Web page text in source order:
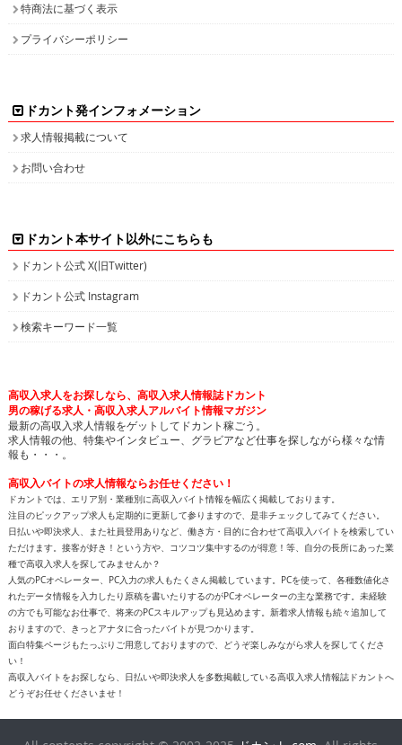
特商法に基づく表示
プライバシーポリシー
ドカント発インフォメーション
求人情報掲載について
お問い合わせ
ドカント本サイト以外にこちらも
ドカント公式 X(旧Twitter)
ドカント公式 Instagram
検索キーワード一覧
高収入求人をお探しなら、高収入求人情報誌ドカント
男の稼げる求人・高収入求人アルバイト情報マガジン
最新の高収入求人情報をゲットしてドカント稼ごう。
求人情報の他、特集やインタビュー、グラビアなど仕事を探しながら様々な情
報も・・・。
高収入バイトの求人情報ならお任せください！
ドカントでは、エリア別・業種別に高収入バイト情報を幅広く掲載しております。
注目のピックアップ求人も定期的に更新して参りますので、是非チェックしてみてください。
日払いや即決求人、また社員登用ありなど、働き方・目的に合わせて高収入バイトを検索してい
ただけます。接客が好き！という方や、コツコツ集中するのが得意！等、自分の長所にあった業
種で高収入求人を探してみませんか？
人気のPCオペレーター、PC入力の求人もたくさん掲載しています。PCを使って、各種数値化さ
れたデータ情報を入力したり原稿を書いたりするのがPCオペレーターの主な業務です。未経験
の方でも可能なお仕事で、将来のPCスキルアップも見込めます。新着求人情報も続々追加して
おりますので、きっとアナタに合ったバイトが見つかります。
面白特集ページもたっぷりご用意しておりますので、どうぞ楽しみながら求人を探してくださ
い！
高収入バイトをお探しなら、日払いや即決求人を多数掲載している高収入求人情報誌ドカントへ
どうぞお任せくださいませ！